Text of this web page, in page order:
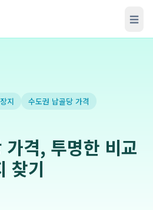
☰
지
수도권 납골당 가격
가격, 투명한 비교
찾기